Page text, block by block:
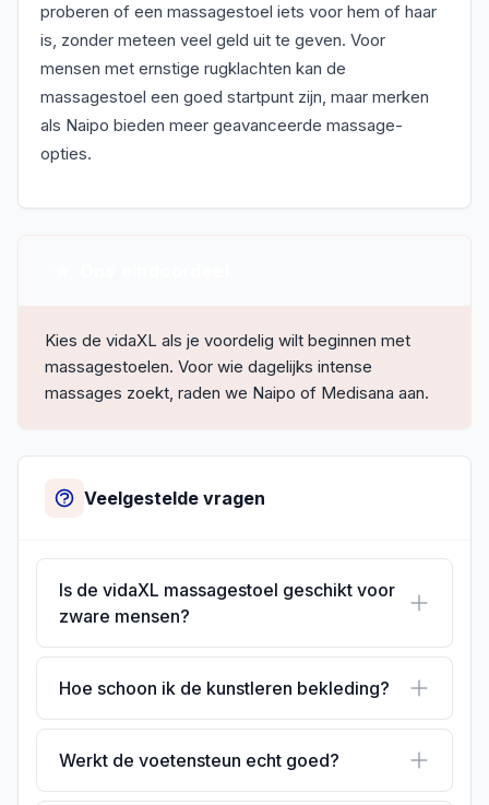
proberen of een massagestoel iets voor hem of haar
is, zonder meteen veel geld uit te geven. Voor
mensen met ernstige rugklachten kan de
massagestoel een goed startpunt zijn, maar merken
als Naipo bieden meer geavanceerde massage-
opties.
Kies de vidaXL als je voordelig wilt beginnen met
massagestoelen. Voor wie dagelijks intense
massages zoekt, raden we Naipo of Medisana aan.
Veelgestelde vragen
Is de vidaXL massagestoel geschikt voor
zware mensen?
Hoe schoon ik de kunstleren bekleding?
Werkt de voetensteun echt goed?